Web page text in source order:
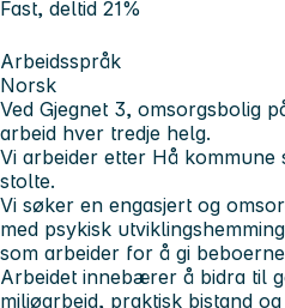
Fast, deltid 21%
Arbeidsspråk
Norsk
Ved Gjegnet 3, omsorgsbolig
arbeid hver tredje helg.
Vi arbeider etter Hå
stolte.
Vi søker en engasjert og
med psykisk
som arbeider for å gi
Arbeidet innebærer å bidra til
miljøarbeid, praktisk bistand